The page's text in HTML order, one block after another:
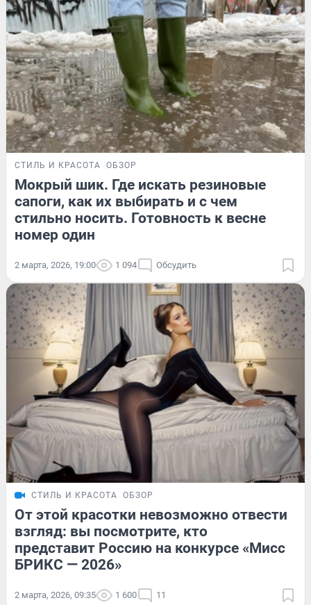
СТИЛЬ И КРАСОТА ОБЗОР
Мокрый шик. Где искать резиновые
сапоги, как их выбирать и с чем
стильно носить. Готовность к весне
номер один
2 марта, 2026, 19:00 1 094 Обсудить
СТИЛЬ И КРАСОТА ОБЗОР
От этой красотки невозможно отвести
взгляд: вы посмотрите, кто
представит Россию на конкурсе «Мисс
БРИКС — 2026»
2 марта, 2026, 09:35 1 600 11